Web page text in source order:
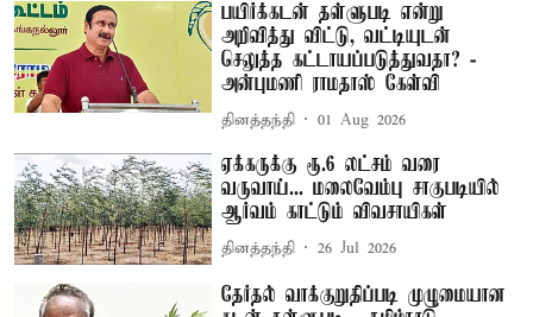
பயிர்க்கடன் தள்ளுபடி என்று
அறிவித்து விட்டு, வட்டியுடன்
செலுத்த கட்டாயப்படுத்துவதா? -
அன்புமணி ராமதாஸ் கேள்வி
தினத்தந்தி 01 Aug 2026
ஏக்கருக்கு ரூ.6 லட்சம் வரை
வருவாய்... மலைவேம்பு சாகுபடியில்
ஆர்வம் காட்டும் விவசாயிகள்
தினத்தந்தி 26 Jul 2026
தேர்தல் வாக்குறுதிப்படி முழுமையான